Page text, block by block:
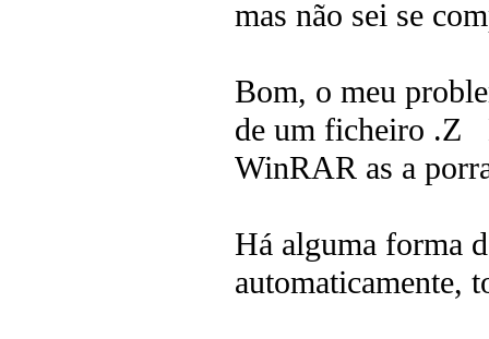
mas não sei se
Bom, o meu
de um ficheiro .Z
WinRAR as a
Há alguma forma
automaticamente,